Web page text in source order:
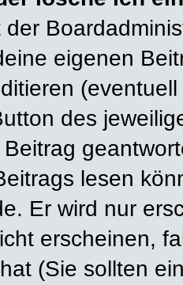
eigenen
des
lesen
Er wird nur
erscheinen,
(Sie sollten